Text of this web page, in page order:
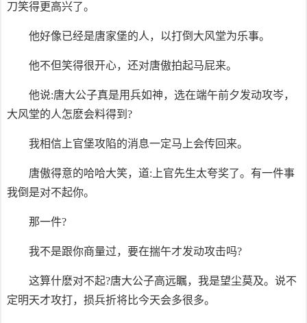
刀笑得更高兴了。
他好像已经是唐家堡的人，以打倒大风堂为乐事。
他不但笑得很开心，还对唐傲拍起马屁来。
他说:唐大公子真是用兵如神，选在端午前夕发动攻岑，
大风堂的人怎麽会料得到?
我相信上官堡攻陷的消息一定马上会传回来。
唐傲得意的哈哈大笑，道:上官先生太夸奖了。有一件事
我倒是对不起你。
那一件?
我不是跟你商量过，要在揣午才发动攻击吗?
这算什麽对不起?唐大公子高远瞩，我是望尘莫及。说不
定明天才攻打，损兵折将比今天会多很多。